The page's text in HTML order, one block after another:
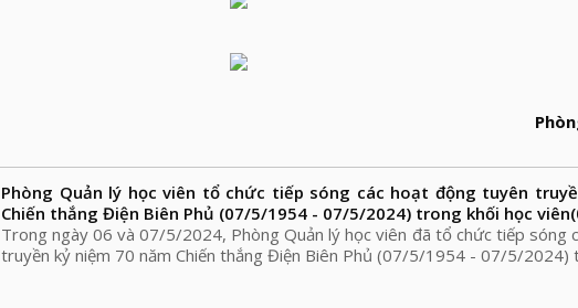
Phòng Quản lý học viên tổ chức tiếp sóng các hoạt động tuyên
Chiến thắng Điện Biên Phủ (07/5/1954 - 07/5/2024) trong khối học viên
Trong ngày 06 và 07/5/2024, Phòng Quản lý học viên đã tổ chức tiếp sóng
truyền kỷ niệm 70 năm Chiến thắng Điện Biên Phủ (07/5/1954 - 07/5/2024)